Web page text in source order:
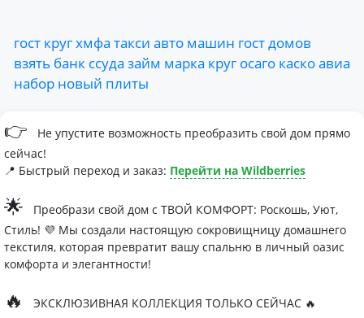
гост кругхмфа такси авто машин гостдомов
взять банк ссуда займ марка круг осаго каскоавиа
набор новый плиты
👉
Не упустите возможность преобразить свой дом прямо
сейчас!
📍 Быстрый переход и заказ: Перейти на Wildberries
🌟
Преобрази свой дом с ТВОЙ КОМФОРТ: Роскошь, Уют,
Стиль! 💜 Мы создали настоящую сокровищницу домашнего
текстиля, которая превратит вашу спальню в личный оазис
комфорта и элегантности!
🔥 ЭКСКЛЮЗИВНАЯ КОЛЛЕКЦИЯ ТОЛЬКО СЕЙЧАС 🔥